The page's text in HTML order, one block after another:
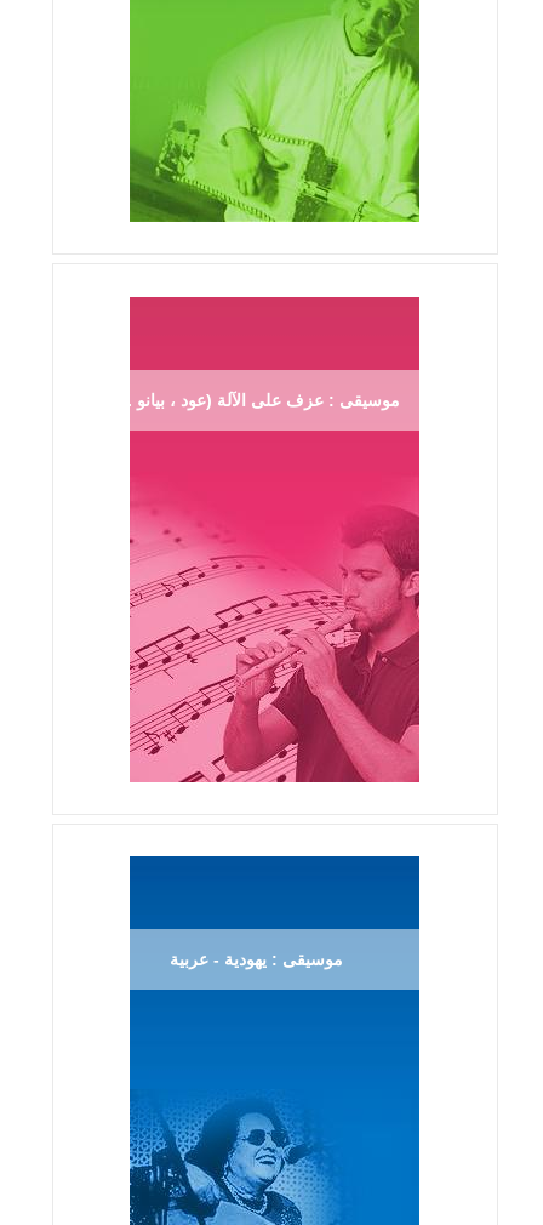
موسيقى : عزف على الآلة (عود ، بيانو ...)
موسيقى : يهودية - عربية